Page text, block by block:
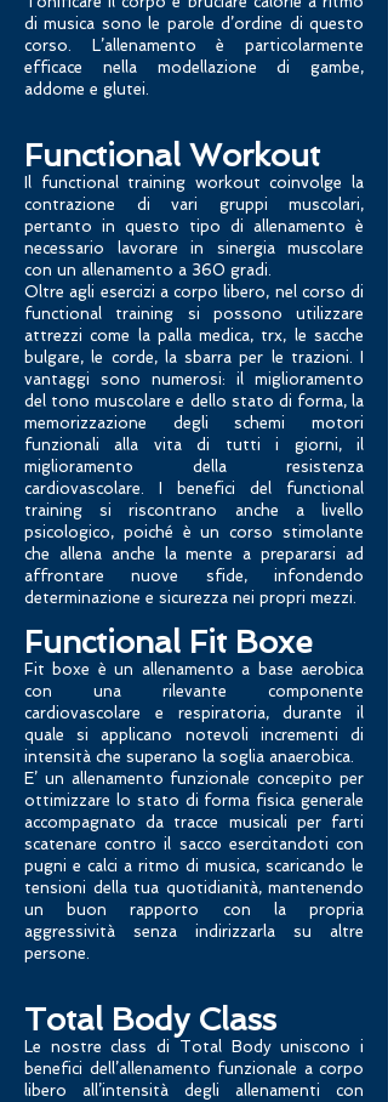
di musica sono le parole d’ordine di questo
corso. L’allenamento è particolarmente
efficace nella modellazione di gambe,
addome e glutei.
Functional Workout
Il functional training workout coinvolge la
contrazione di vari gruppi muscolari,
pertanto in questo tipo di allenamento è
necessario lavorare in sinergia muscolare
con un allenamento a 360 gradi.
Oltre agli esercizi a corpo libero, nel corso di
functional training si possono utilizzare
attrezzi come la palla medica, trx, le sacche
bulgare, le corde, la sbarra per le trazioni. I
vantaggi sono numerosi: il miglioramento
del tono muscolare e dello stato di forma, la
memorizzazione degli schemi motori
funzionali alla vita di tutti i giorni, il
miglioramento della resistenza
cardiovascolare. I benefici del functional
training si riscontrano anche a livello
psicologico, poiché è un corso stimolante
che allena anche la mente a prepararsi ad
affrontare nuove sfide, infondendo
determinazione e sicurezza nei propri mezzi.
Functional Fit Boxe
Fit boxe è un allenamento a base aerobica
con una rilevante componente
cardiovascolare e respiratoria, durante il
quale si applicano notevoli incrementi di
intensità che superano la soglia anaerobica.
E’ un allenamento funzionale concepito per
ottimizzare lo stato di forma fisica generale
accompagnato da tracce musicali per farti
scatenare contro il sacco esercitandoti con
pugni e calci a ritmo di musica, scaricando le
tensioni della tua quotidianità, mantenendo
un buon rapporto con la propria
aggressività senza indirizzarla su altre
persone.
Total Body Class
Le nostre class di Total Body uniscono i
benefici dell’allenamento funzionale a corpo
libero all’intensità degli allenamenti con